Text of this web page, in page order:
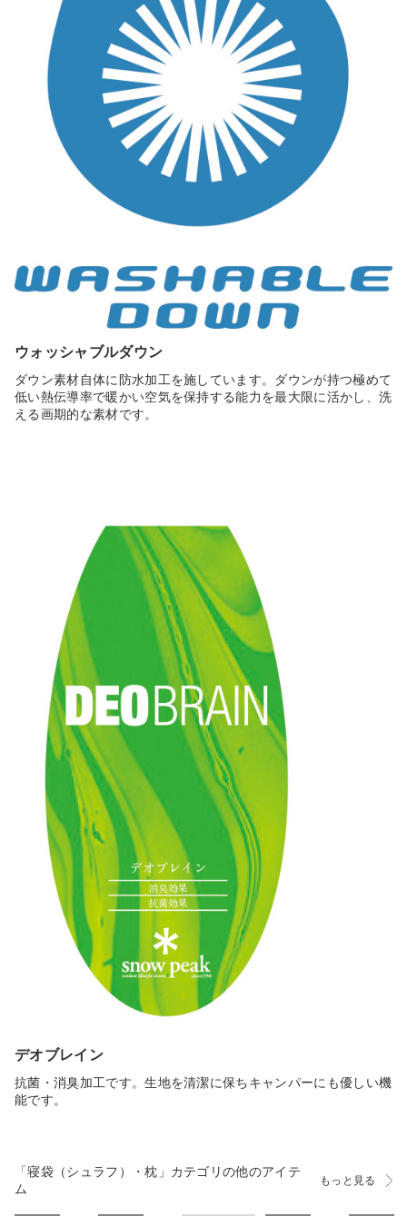
ウォッシャブルダウン
ダウン素材自体に防水加工を施しています。ダウンが持つ極めて
低い熱伝導率で暖かい空気を保持する能力を最大限に活かし、洗
える画期的な素材です。
デオブレイン
抗菌・消臭加工です。生地を清潔に保ちキャンパーにも優しい機
能です。
「寝袋（シュラフ）・枕」カテゴリの他のアイテ
ム
もっと見る